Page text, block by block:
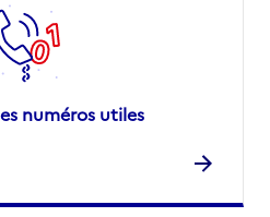
numéros utiles